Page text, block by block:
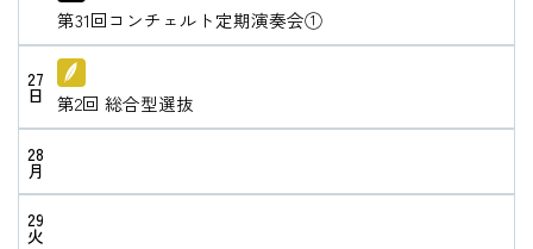
第31回コンチェルト定期演奏会①
27
日 第2回 総合型選抜
28
月
29
火